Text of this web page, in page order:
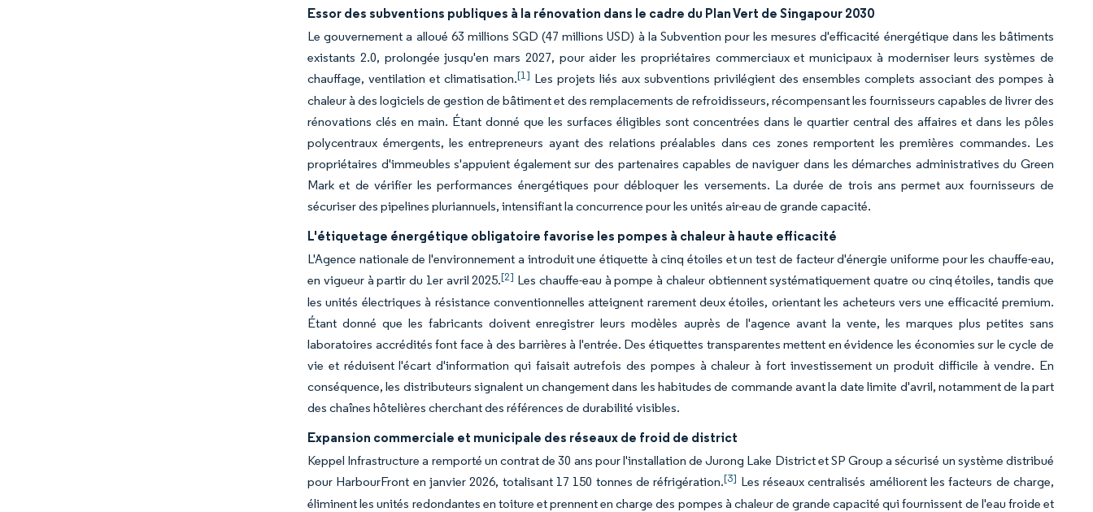
Essor des subventions publiques à la rénovation dans le cadre du Plan Vert de Singapour 2030
Le gouvernement a alloué 63 millions SGD (47 millions USD) à la Subvention pour les mesures d'efficacité énergétique dans les bâtiments
existants 2.0, prolongée jusqu'en mars 2027, pour aider les propriétaires commerciaux et municipaux à moderniser leurs systèmes de
chauffage, ventilation et climatisation.[1] Les projets liés aux subventions privilégient des ensembles complets associant des pompes à
chaleur à des logiciels de gestion de bâtiment et des remplacements de refroidisseurs, récompensant les fournisseurs capables de livrer des
rénovations clés en main. Étant donné que les surfaces éligibles sont concentrées dans le quartier central des affaires et dans les pôles
polycentraux émergents, les entrepreneurs ayant des relations préalables dans ces zones remportent les premières commandes. Les
propriétaires d'immeubles s'appuient également sur des partenaires capables de naviguer dans les démarches administratives du Green
Mark et de vérifier les performances énergétiques pour débloquer les versements. La durée de trois ans permet aux fournisseurs de
sécuriser des pipelines pluriannuels, intensifiant la concurrence pour les unités air-eau de grande capacité.
L'étiquetage énergétique obligatoire favorise les pompes à chaleur à haute efficacité
L'Agence nationale de l'environnement a introduit une étiquette à cinq étoiles et un test de facteur d'énergie uniforme pour les chauffe-eau,
en vigueur à partir du 1er avril 2025.[2] Les chauffe-eau à pompe à chaleur obtiennent systématiquement quatre ou cinq étoiles, tandis que
les unités électriques à résistance conventionnelles atteignent rarement deux étoiles, orientant les acheteurs vers une efficacité premium.
Étant donné que les fabricants doivent enregistrer leurs modèles auprès de l'agence avant la vente, les marques plus petites sans
laboratoires accrédités font face à des barrières à l'entrée. Des étiquettes transparentes mettent en évidence les économies sur le cycle de
vie et réduisent l'écart d'information qui faisait autrefois des pompes à chaleur à fort investissement un produit difficile à vendre. En
conséquence, les distributeurs signalent un changement dans les habitudes de commande avant la date limite d'avril, notamment de la part
des chaînes hôtelières cherchant des références de durabilité visibles.
Expansion commerciale et municipale des réseaux de froid de district
Keppel Infrastructure a remporté un contrat de 30 ans pour l'installation de Jurong Lake District et SP Group a sécurisé un système distribué
pour HarbourFront en janvier 2026, totalisant 17 150 tonnes de réfrigération.[3] Les réseaux centralisés améliorent les facteurs de charge,
éliminent les unités redondantes en toiture et prennent en charge des pompes à chaleur de grande capacité qui fournissent de l'eau froide et